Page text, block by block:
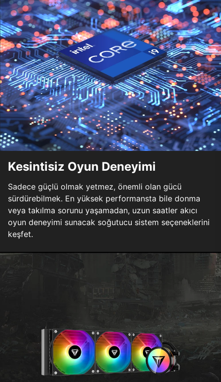
Kesintisiz Oyun Deneyimi
Sadece güçlü olmak yetmez, önemli olan gücü
sürdürebilmek. En yüksek performansta bile donma
veya takılma sorunu yaşamadan, uzun saatler akıcı
oyun deneyimi sunacak soğutucu sistem seçeneklerini
keşfet.